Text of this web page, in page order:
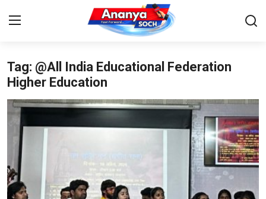
Home
Contact
About Us
देश
बिज़नेस
Tag: @All India Educational Federation
Higher Education